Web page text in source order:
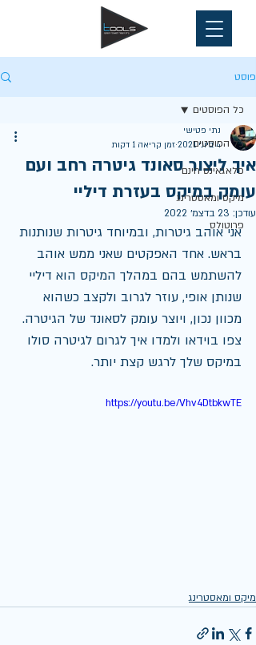
פוסט
כל הפוסטים
פלאגאינס חינם
מיקס ומאסטרינג
פרוטולס
כל הפוסטים
איך ליצור סאונד גיטרה רחב ועם
עומק במיקס בעזרת דיליי
נתי פטישי
4 ביוני 2021
זמן קריאה 1 דקות
עודכן: 23 בדצמ׳ 2022
אני אוהב גיטרות, ובמיוחד גיטרות שנותנות
בראש. אחד האפקטים שאני ממש אוהב
להשתמש בהם במהלך המיקס הוא דיליי
שנותן אופי, עוזר לגרוב ולקצב כשהוא
מכוון נכון, ויוצר עומק לסאונד של הגיטרה.
צפו בוידאו ולמדו איך לגרום לגיטרה סולו
במיקס שלך לרגש קצת יותר.
https://youtu.be/Vhv4DtbkwTE
מיקס ומאסטרינג